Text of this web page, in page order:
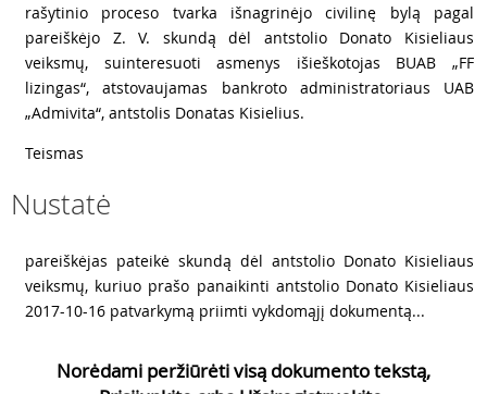
rašytinio proceso tvarka išnagrinėjo civilinę bylą pagal
pareiškėjo Z. V. skundą dėl antstolio Donato Kisieliaus
veiksmų, suinteresuoti asmenys išieškotojas BUAB „FF
lizingas“, atstovaujamas bankroto administratoriaus UAB
„Admivita“, antstolis Donatas Kisielius.
Teismas
Nustatė
pareiškėjas pateikė skundą dėl antstolio Donato Kisieliaus
veiksmų, kuriuo prašo panaikinti antstolio Donato Kisieliaus
2017-10-16 patvarkymą priimti vykdomąjį dokumentą...
Norėdami peržiūrėti visą dokumento tekstą,